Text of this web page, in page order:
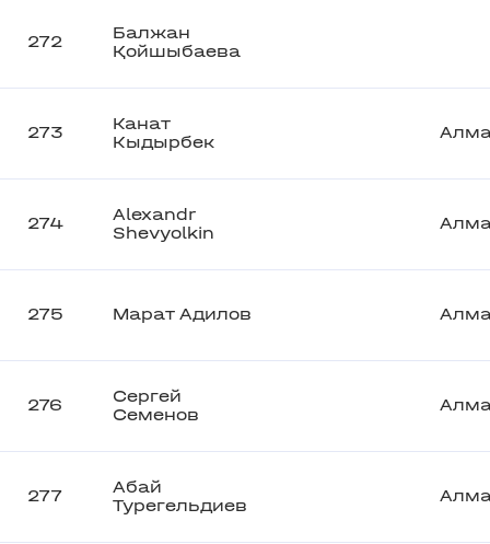
272
Балжан
Қойшыбаева
273
Канат
Кыдырбек
274
Alexandr
Shevyolkin
275 Марат Адилов
276
Сергей
Семенов
277
Абай
Турегельдиев